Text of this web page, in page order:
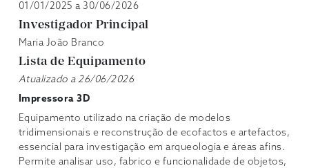
01/01/2025 a 30/06/2026
Investigador Principal
Maria João Branco
Lista de Equipamento
Atualizado a 26/06/2026
Impressora 3D
Equipamento utilizado na criação de modelos
tridimensionais e reconstrução de ecofactos e artefactos,
essencial para investigação em arqueologia e áreas afins.
Permite analisar uso, fabrico e funcionalidade de objetos,